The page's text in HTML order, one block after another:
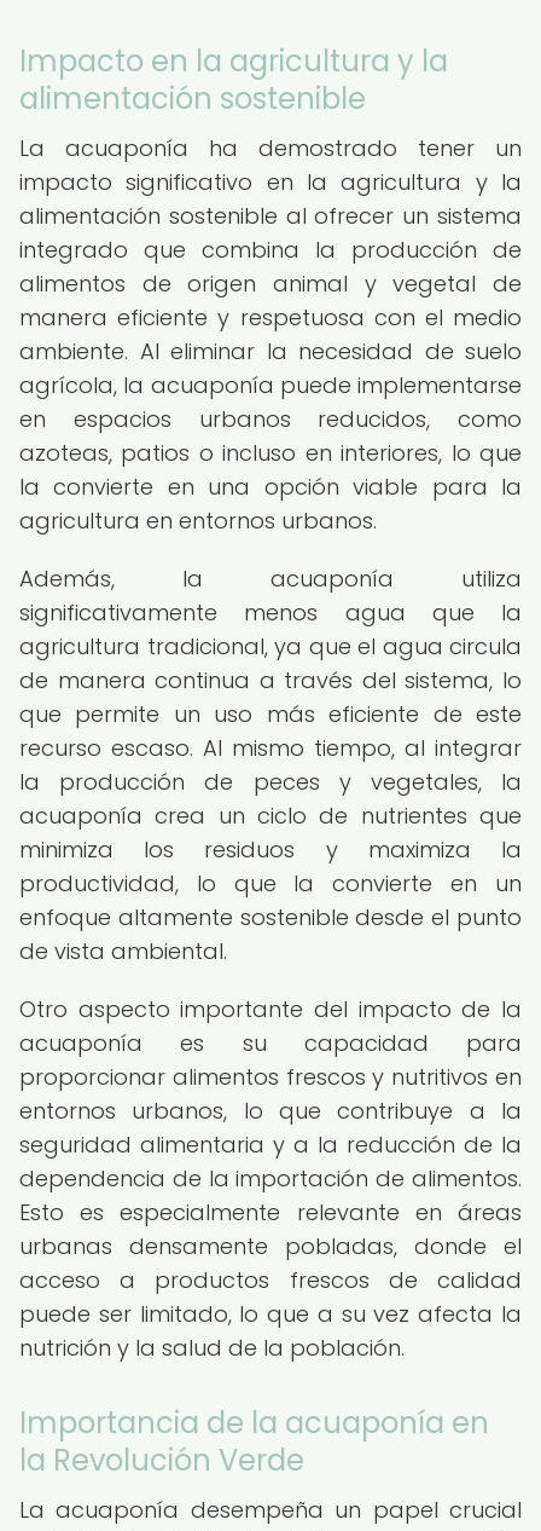
Impacto en la agricultura y la
alimentación sostenible
La acuaponía ha demostrado tener un
impacto significativo en la agricultura y la
alimentación sostenible al ofrecer un sistema
integrado que combina la producción de
alimentos de origen animal y vegetal de
manera eficiente y respetuosa con el medio
ambiente. Al eliminar la necesidad de suelo
agrícola, la acuaponía puede implementarse
en espacios urbanos reducidos, como
azoteas, patios o incluso en interiores, lo que
la convierte en una opción viable para la
agricultura en entornos urbanos.
Además, la acuaponía utiliza
significativamente menos agua que la
agricultura tradicional, ya que el agua circula
de manera continua a través del sistema, lo
que permite un uso más eficiente de este
recurso escaso. Al mismo tiempo, al integrar
la producción de peces y vegetales, la
acuaponía crea un ciclo de nutrientes que
minimiza los residuos y maximiza la
productividad, lo que la convierte en un
enfoque altamente sostenible desde el punto
de vista ambiental.
Otro aspecto importante del impacto de la
acuaponía es su capacidad para
proporcionar alimentos frescos y nutritivos en
entornos urbanos, lo que contribuye a la
seguridad alimentaria y a la reducción de la
dependencia de la importación de alimentos.
Esto es especialmente relevante en áreas
urbanas densamente pobladas, donde el
acceso a productos frescos de calidad
puede ser limitado, lo que a su vez afecta la
nutrición y la salud de la población.
Importancia de la acuaponía en
la Revolución Verde
La acuaponía desempeña un papel crucial